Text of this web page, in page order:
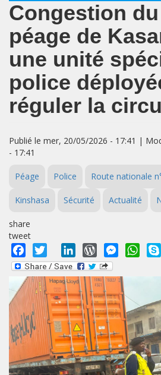
Congestion
péage de
une unité
police
réguler la
Publié le mer, 20/05/2026 - 17:41 |
- 17:41
Péage Police Route nationale
Kinshasa Sécurité Actualité
share
tweet
Facebook
Twitter LinkedInWordPress